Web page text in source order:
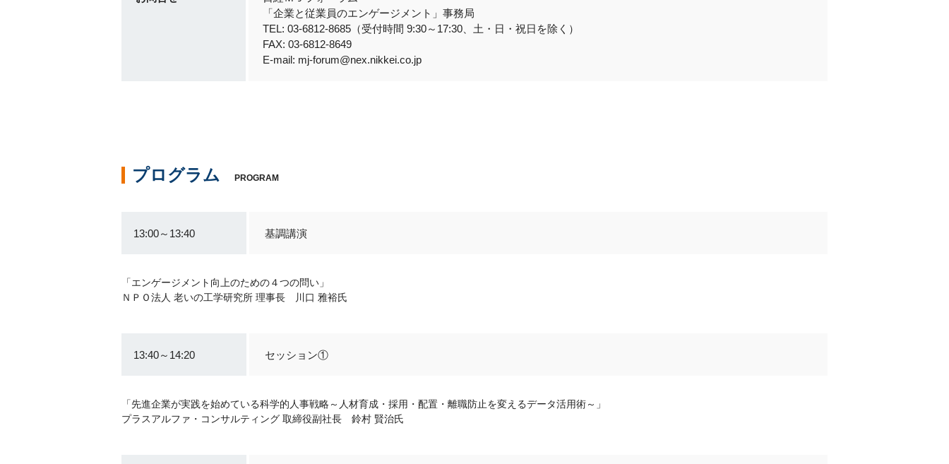
「企業と従業員のエンゲージメント」事務局
TEL: 03-6812-8685（受付時間 9:30～17:30、土・日・祝日を除く）
FAX: 03-6812-8649
E-mail: mj-forum@nex.nikkei.co.jp
プログラム PROGRAM
13:00～13:40 基調講演
「エンゲージメント向上のための４つの問い」
ＮＰＯ法人 老いの工学研究所 理事長 川口 雅裕氏
13:40～14:20 セッション①
「先進企業が実践を始めている科学的人事戦略～人材育成・採用・配置・離職防止を変えるデータ活用術～」
プラスアルファ・コンサルティング 取締役副社長 鈴村 賢治氏